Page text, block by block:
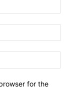
for the